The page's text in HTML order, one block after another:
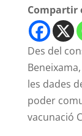
Compartir
Des del
les dades
poder
vacunació